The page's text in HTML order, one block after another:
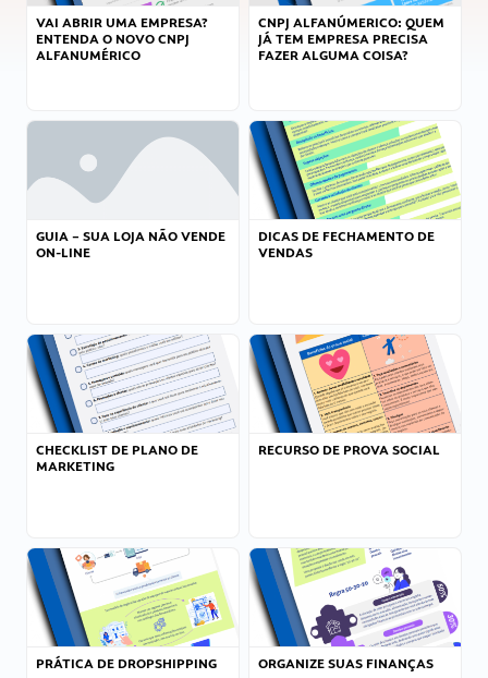
VAI ABRIR UMA EMPRESA?
ENTENDA O NOVO CNPJ
ALFANUMÉRICO
CNPJ ALFANÚMERICO: QUEM
JÁ TEM EMPRESA PRECISA
FAZER ALGUMA COISA?
GUIA – SUA LOJA NÃO VENDE
ON-LINE
DICAS DE FECHAMENTO DE
VENDAS
CHECKLIST DE PLANO DE
MARKETING
RECURSO DE PROVA SOCIAL
PRÁTICA DE DROPSHIPPING ORGANIZE SUAS FINANÇAS